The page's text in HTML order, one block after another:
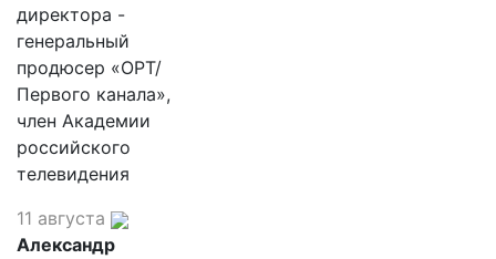
директора -
генеральный
продюсер «ОРТ/
Первого канала»,
член Академии
российского
телевидения
11 августа
Александр